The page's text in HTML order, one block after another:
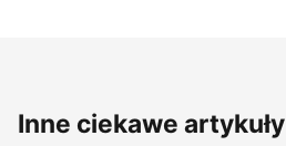
Inne ciekawe artykuły